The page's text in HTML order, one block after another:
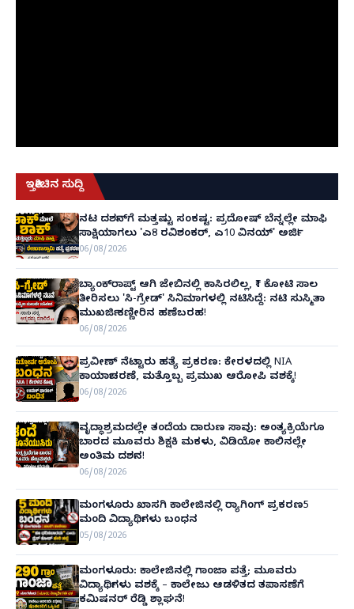
ಇತ್ತೀಚಿನ ಸುದ್ದಿ
ನಟ ದರ್ಶನ್‌ಗೆ ಮತ್ತಷ್ಟು ಸಂಕಷ್ಟ: ಪ್ರದೋಷ್ ಬೆನ್ನಲ್ಲೇ ಮಾಫಿ
ಸಾಕ್ಷಿಯಾಗಲು 'ಎ8 ರವಿಶಂಕರ್, ಎ10 ವಿನಯ್' ಅರ್ಜಿ!
06/08/2026
ಬ್ಯಾಂಕ್‌ರಾಪ್ಟ್‌ ಆಗಿ ಜೇಬಿನಲ್ಲಿ ಕಾಸಿರಲಿಲ್ಲ, ₹1 ಕೋಟಿ ಸಾಲ
ತೀರಿಸಲು 'ಸಿ-ಗ್ರೇಡ್' ಸಿನಿಮಾಗಳಲ್ಲಿ ನಟಿಸಿದ್ದೆ: ನಟಿ ಸುಸ್ಮಿತಾ
ಮುಖರ್ಜಿ ಕಣ್ಣೀರಿನ ಹಣೆಬರಹ!
06/08/2026
ಪ್ರವೀಣ್ ನೆಟ್ಟಾರು ಹತ್ಯೆ ಪ್ರಕರಣ: ಕೇರಳದಲ್ಲಿ NIA
ಕಾರ್ಯಾಚರಣೆ, ಮತ್ತೊಬ್ಬ ಪ್ರಮುಖ ಆರೋಪಿ ವಶಕ್ಕೆ!
06/08/2026
ವೃದ್ಧಾಶ್ರಮದಲ್ಲೇ ತಂದೆಯ ದಾರುಣ ಸಾವು: ಅಂತ್ಯಕ್ರಿಯೆಗೂ
ಬಾರದ ಮೂವರು ಶಿಕ್ಷಕಿ ಮಕಳು, ವಿಡಿಯೋ ಕಾಲಿನಲ್ಲೇ
ಅಂತಿಮ ದರ್ಶನ!
06/08/2026
ಮಂಗಳೂರು ಖಾಸಗಿ ಕಾಲೇಜಿನಲ್ಲಿ ರ‌್ಯಾಗಿಂಗ್ ಪ್ರಕರಣ5
ಮಂದಿ ವಿದ್ಯಾರ್ಥಿಗಳು ಬಂಧನ
05/08/2026
ಮಂಗಳೂರು: ಕಾಲೇಜಿನಲ್ಲಿ ಗಾಂಜಾ ಪತ್ತೆ; ಮೂವರು
ವಿದ್ಯಾರ್ಥಿಗಳು ವಶಕ್ಕೆ – ಕಾಲೇಜು ಆಡಳಿತದ ತಪಾಸಣೆಗೆ
ಕಮಿಷನರ್ ರೆಡ್ಡಿ ಶ್ಲಾಘನೆ!